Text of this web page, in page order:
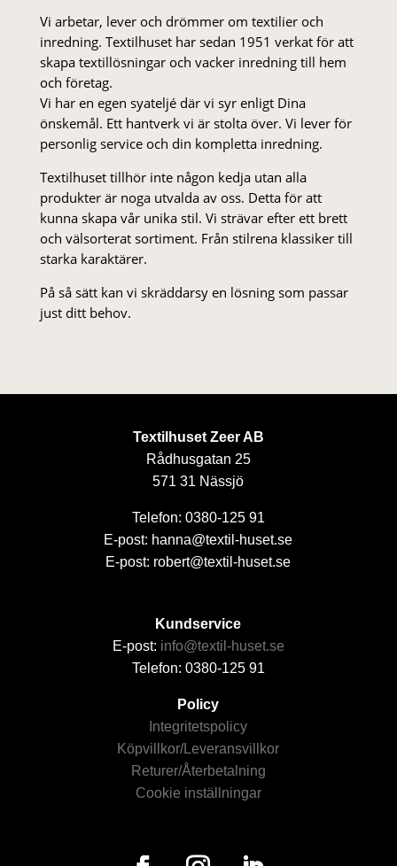
Vi arbetar, lever och drömmer om textilier och
inredning. Textilhuset har sedan 1951 verkat för att
skapa textillösningar och vacker inredning till hem
och företag.
Vi har en egen syateljé där vi syr enligt Dina
önskemål. Ett hantverk vi är stolta över. Vi lever för
personlig service och din kompletta inredning.
Textilhuset tillhör inte någon kedja utan alla
produkter är noga utvalda av oss. Detta för att
kunna skapa vår unika stil. Vi strä­var efter ett brett
och välsorterat sor­ti­ment. Från stil­rena klas­siker till
starka karaktärer.
På så sätt kan vi skräddarsy en lösning som passar
just ditt behov.
Textilhuset Zeer AB
Rådhusgatan 25
571 31 Nässjö
Telefon: 0380-125 91
E-post: hanna@textil-huset.se
E-post: robert@textil-huset.se
Kundservice
E-post: info@textil-huset.se
Telefon: 0380-125 91
Policy
Integritetspolicy
Köpvillkor/Leveransvillkor
Returer/Återbetalning
Cookie inställningar